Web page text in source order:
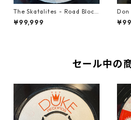
The Skatalites - Road Block
【7-21996】
¥99,999
Don
and
セール中の